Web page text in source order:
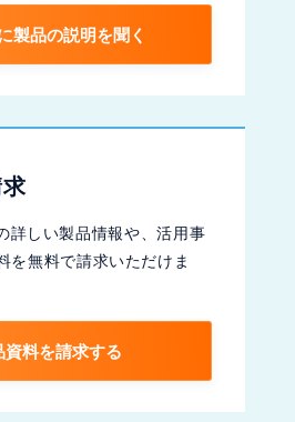
製品の説明を聞く
詳しい製品情報や、活用事
を無料で請求いただけま
資料を請求する